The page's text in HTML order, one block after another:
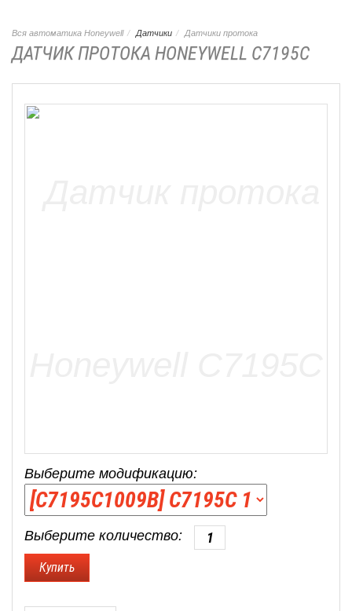
Вся автоматика Honeywell Датчики Датчики протока
ДАТЧИК ПРОТОКА HONEYWELL C7195C
Выберите модификацию:
Выберите количество: